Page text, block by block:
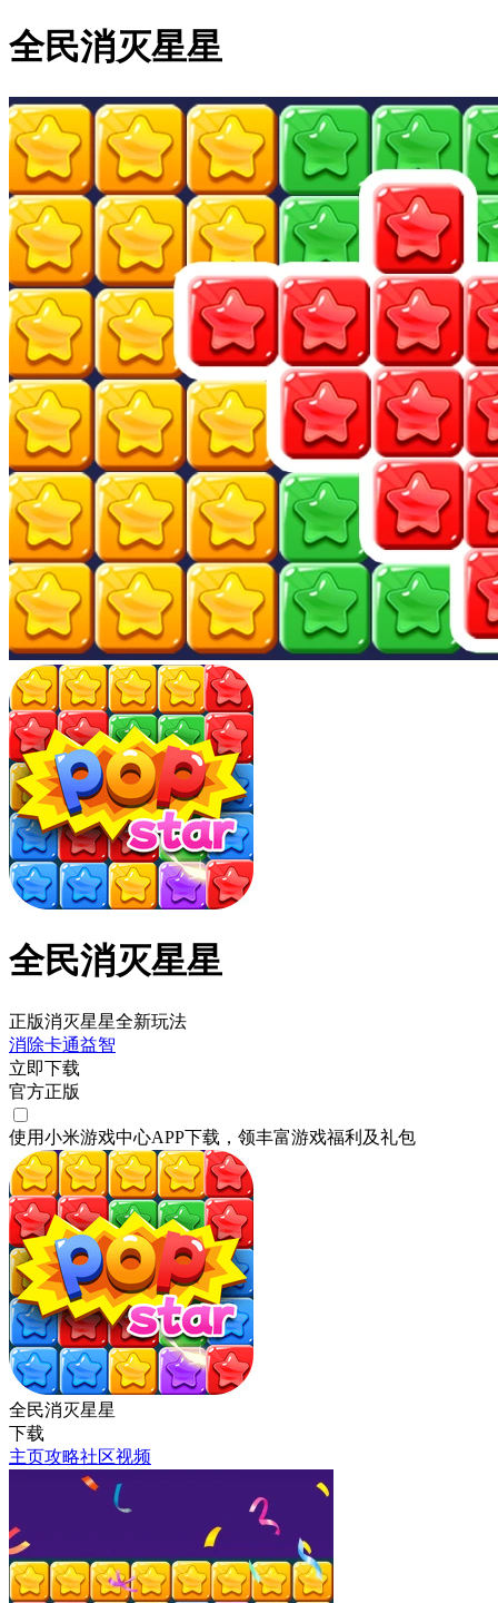
全民消灭星星
全民消灭星星
正版消灭星星全新玩法
消除卡通益智
立即下载
官方正版
使用小米游戏中心APP下载 ，领丰富游戏福利 及礼包
全民消灭星星
下载
主页攻略社区视频